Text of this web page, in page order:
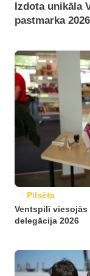
Izdota unikāla
pastmarka 2026
Pilsēta
Ventspilī
delegācija 2026